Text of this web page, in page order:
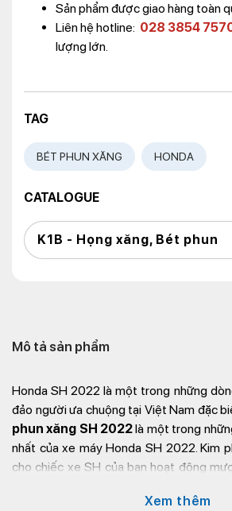
Sản phẩm được giao hàng toàn
Liên hệ hotline: 028 3854
lượng lớn.
TAG
BÉT PHUN XĂNG HONDA
CATALOGUE
K1B - Họng xăng, Bét phun
Mô tả sản phẩm
Honda SH 2022 là một trong những
đảo người ưa chuộng tại Việt Nam đặc
phun xăng SH 2022là một trong
nhất của xe máy Honda SH 2022. Kim
cho chiếc xe SH của bạn hoạt động
có chức năng gì?
Xem thêm